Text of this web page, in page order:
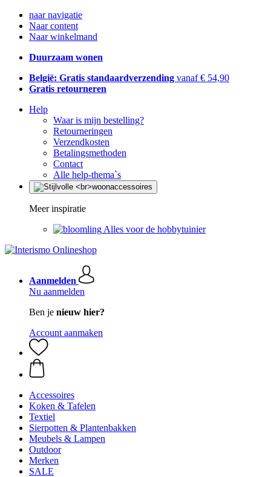
naar navigatie
Naar content
Naar winkelmand
Duurzaam wonen
België: Gratis standaardverzending vanaf € 54,90
Gratis retourneren
Help
Waar is mijn bestelling?
Retourneringen
Verzendkosten
Betalingsmethoden
Contact
Alle help-thema`s
Meer inspiratie
Alles voor de hobbytuinier
Aanmelden
Nu aanmelden
Ben je nieuw hier?
Account aanmaken
Accessoires
Koken & Tafelen
Textiel
Sierpotten & Plantenbakken
Meubels & Lampen
Outdoor
Merken
SALE